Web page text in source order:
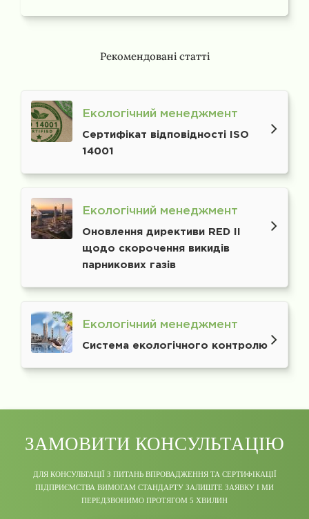
Рекомендовані статті
Екологічний менеджмент
Сертифікат відповідності ISO
14001
Екологічний менеджмент
Оновлення директиви RED II
щодо скорочення викидів
парникових газів
Екологічний менеджмент
Система екологічного контролю
ЗАМОВИТИ КОНСУЛЬТАЦІЮ
ДЛЯ КОНСУЛЬТАЦІЇ З ПИТАНЬ ВПРОВАДЖЕННЯ ТА СЕРТИФІКАЦІЇ
ПІДПРИЄМСТВА ВИМОГАМ СТАНДАРТУ ЗАЛИШТЕ ЗАЯВКУ І МИ
ПЕРЕДЗВОНИМО ПРОТЯГОМ 5 ХВИЛИН